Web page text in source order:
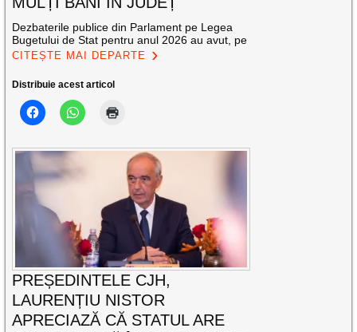
Dezbaterile publice din Parlament pe Legea
Bugetului de Stat pentru anul 2026 au avut, pe
CITEȘTE MAI DEPARTE
Distribuie acest articol
PREȘEDINTELE CJH,
LAURENȚIU NISTOR
APRECIAZĂ CĂ STATUL ARE